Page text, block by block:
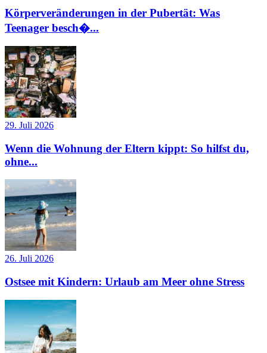
Körperveränderungen in der Pubertät: Was
Teenager besch�...
29. Juli 2026
Wenn die Wohnung der Eltern kippt: So hilfst du,
ohne...
26. Juli 2026
Ostsee mit Kindern: Urlaub am Meer ohne Stress